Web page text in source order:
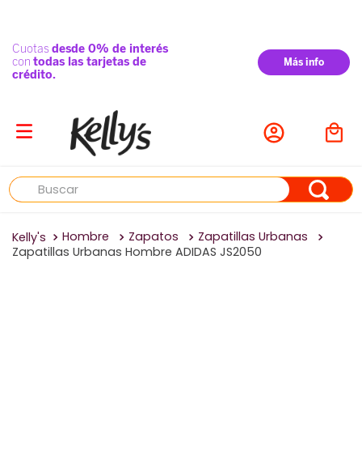
Buscar
Hombre Zapatos
Zapatillas Urbanas
Zapatillas Urbanas Hombre ADIDAS JS2050